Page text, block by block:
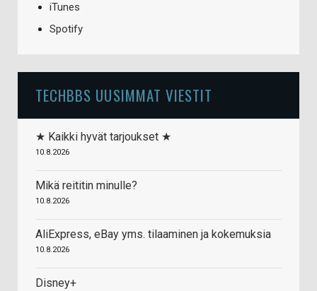
iTunes
Spotify
TECHBBS UUSIMMAT VIESTIT
★ Kaikki hyvät tarjoukset ★
10.8.2026
Mikä reititin minulle?
10.8.2026
AliExpress, eBay yms. tilaaminen ja kokemuksia
10.8.2026
Disney+